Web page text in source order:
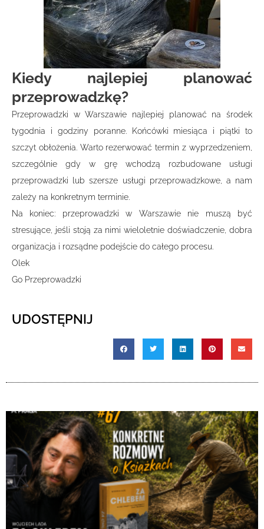
Kiedy najlepiej planować
przeprowadzkę?
Przeprowadzki w Warszawie najlepiej planować na środek
tygodnia i godziny poranne. Końcówki miesiąca i piątki to
szczyt obłożenia. Warto rezerwować termin z wyprzedzeniem,
szczególnie gdy w grę wchodzą rozbudowane usługi
przeprowadzki lub szersze usługi przeprowadzkowe, a nam
zależy na konkretnym terminie.
Na koniec: przeprowadzki w Warszawie nie muszą być
stresujące, jeśli stoją za nimi wieloletnie doświadczenie, dobra
organizacja i rozsądne podejście do całego procesu.
Olek
Go Przeprowadzki
UDOSTĘPNIJ